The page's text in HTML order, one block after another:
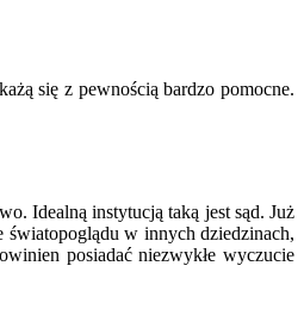
się z pewnością bardzo pomocne.
Idealną instytucją taką jest sąd. Już
w innych dziedzinach,
posiadać niezwykłe wyczucie